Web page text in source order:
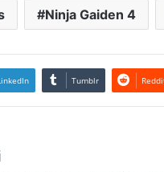
Ninja Gaiden 4
Tumblr